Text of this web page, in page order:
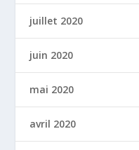
juillet 2020
juin 2020
mai 2020
avril 2020